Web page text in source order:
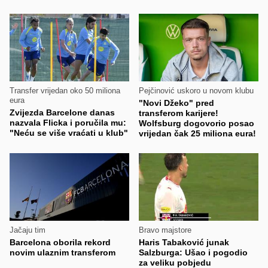
Transfer vrijedan oko 50 miliona
eura
Zvijezda Barcelone danas
nazvala Flicka i poručila mu:
"Neću se više vraćati u klub"
Pejčinović uskoro u novom klubu
"Novi Džeko" pred
transferom karijere!
Wolfsburg dogovorio posao
vrijedan čak 25 miliona eura!
Jačaju tim
Barcelona oborila rekord
novim ulaznim transferom
Bravo majstore
Haris Tabaković junak
Salzburga: Ušao i pogodio
za veliku pobjedu